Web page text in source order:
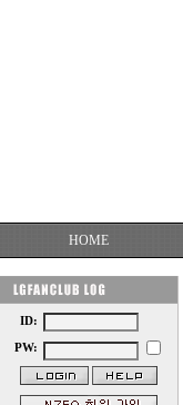
HOME
ID:
PW: